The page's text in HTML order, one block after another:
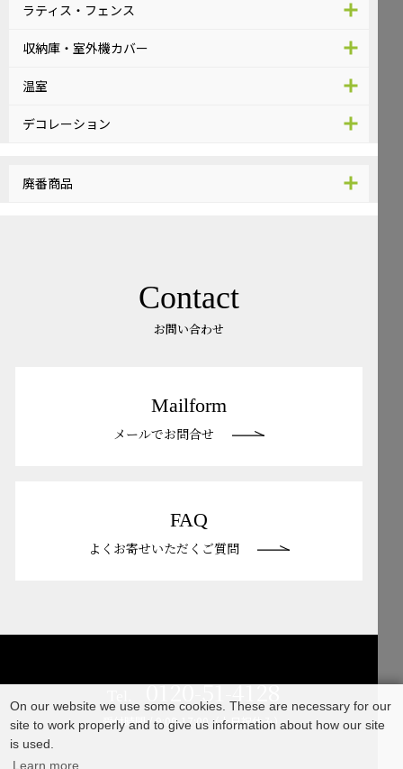
ラティス・フェンス
収納庫・室外機カバー
温室
デコレーション
廃番商品
Contact
お問い合わせ
Mailform
メールでお問合せ
FAQ
よくお寄せいただくご質問
0120-51-4128
受付時間 / 9:00-17:00（土日祝休み）
On our website we use some cookies. These are necessary for our
site to work properly and to give us information about how our site
is used.
Learn more